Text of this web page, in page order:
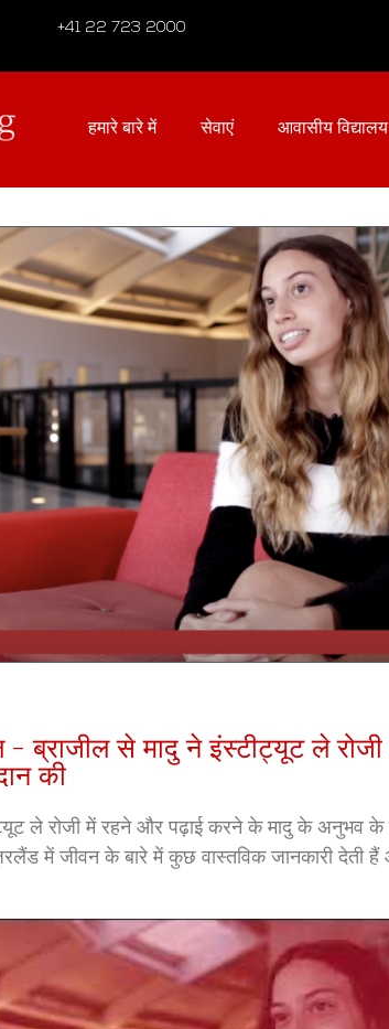
+41 22 723 2000
हमारे बारे में सेवाएं आवासीय विद्यालय
ब्राजील से मादु ने इंस्टीट्यूट ले
की
ले रोजी में रहने और पढ़ाई करने के मादु के
में जीवन के बारे में कुछ वास्तविक जानकारी देती